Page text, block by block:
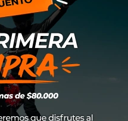
Guante Ixon Ms
SKU3002110851001
$119.000